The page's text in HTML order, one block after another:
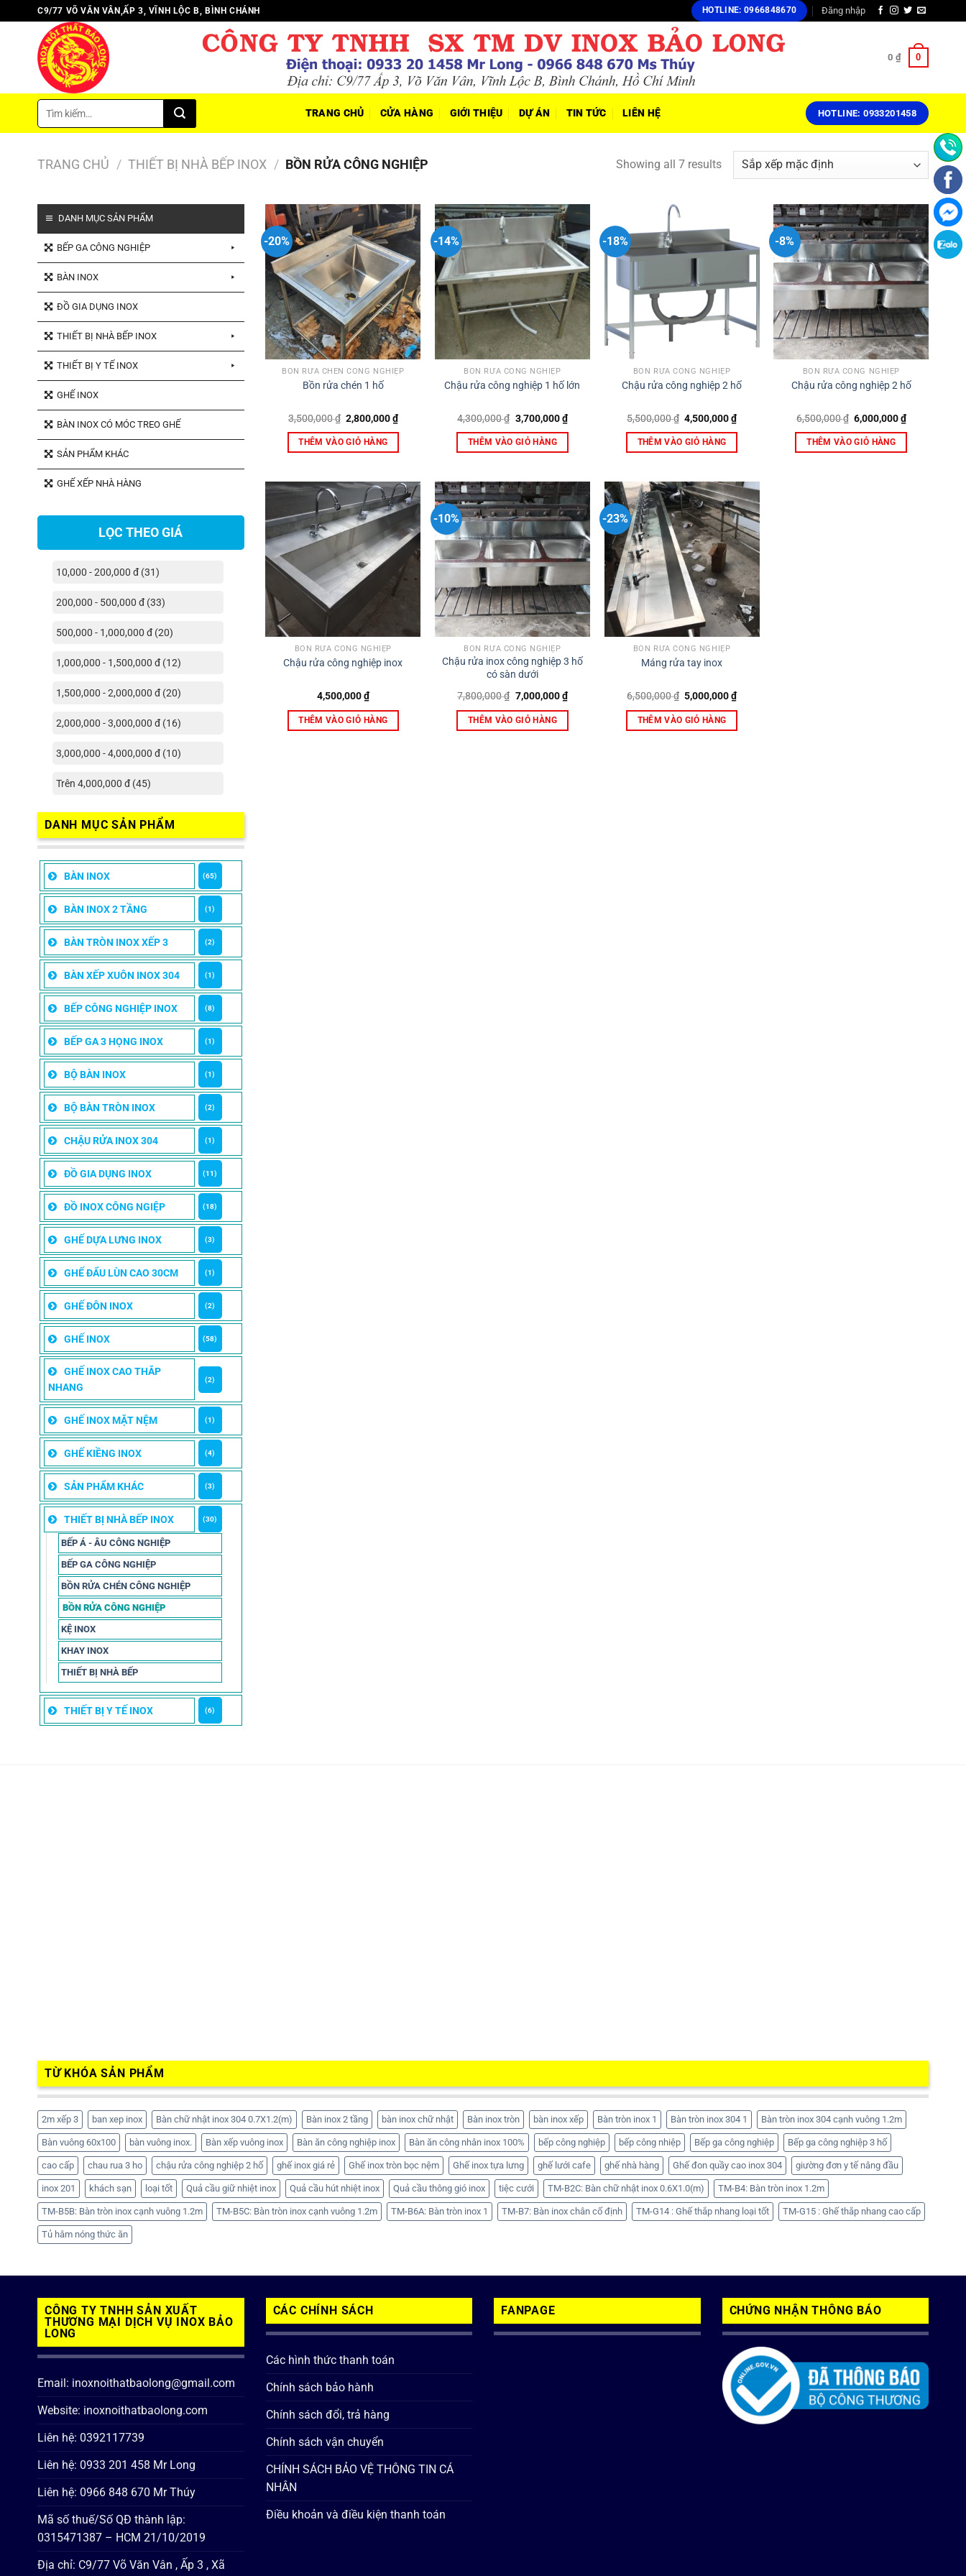
đến
C9/77 VÕ VĂN VÂN,ẤP 3, VĨNH LỘC B, BÌNH CHÁNH HOTLINE: 0966848670 Đăng nhập
0 ₫ 0
Tìm
kiếm:
TRANG CHỦ CỬA HÀNG GIỚI THIỆU DỰ ÁN TIN TỨC LIÊN HỆ HOTLINE: 0933201458
TRANG CHỦ / THIẾT BỊ NHÀ BẾP INOX / BỒN RỬA CÔNG NGHIỆP Showing all 7 results
DANH MỤC SẢN PHẨM
BẾP GA CÔNG NGHIỆP
BÀN INOX
ĐỒ GIA DỤNG INOX
THIẾT BỊ NHÀ BẾP INOX
THIẾT BỊ Y TẾ INOX
GHẾ INOX
BÀN INOX CÓ MÓC TREO GHẾ
SẢN PHẨM KHÁC
GHẾ XẾP NHÀ HÀNG
LỌC THEO GIÁ
10,000 - 200,000 đ (31)
200,000 - 500,000 đ (33)
500,000 - 1,000,000 đ (20)
1,000,000 - 1,500,000 đ (12)
1,500,000 - 2,000,000 đ (20)
2,000,000 - 3,000,000 đ (16)
3,000,000 - 4,000,000 đ (10)
Trên 4,000,000 đ (45)
DANH MỤC SẢN PHẨM
BÀN INOX (65)
BÀN INOX 2 TẦNG (1)
BÀN TRÒN INOX XẾP 3 (2)
BÀN XẾP XUÔN INOX 304 (1)
BẾP CÔNG NGHIỆP INOX (8)
BẾP GA 3 HỌNG INOX (1)
BỘ BÀN INOX (1)
BỘ BÀN TRÒN INOX (2)
CHẬU RỬA INOX 304 (1)
ĐỒ GIA DỤNG INOX (11)
ĐỒ INOX CÔNG NGIỆP (18)
GHẾ DỰA LƯNG INOX (3)
GHẾ ĐẨU LÙN CAO 30CM (1)
GHẾ ĐÔN INOX (2)
GHẾ INOX (58)
GHẾ INOX CAO THẮP
NHANG
(2)
GHẾ INOX MẶT NỆM (1)
GHẾ KIỀNG INOX (4)
SẢN PHẨM KHÁC (3)
THIẾT BỊ NHÀ BẾP INOX (30)
BẾP Á - ÂU CÔNG NGHIỆP
BẾP GA CÔNG NGHIỆP
BỒN RỬA CHÉN CÔNG NGHIỆP
BỒN RỬA CÔNG NGHIỆP
KỆ INOX
KHAY INOX
THIẾT BỊ NHÀ BẾP
THIẾT BỊ Y TẾ INOX (6)
-20%
BỒN RỬA CHÉN CÔNG NGHIỆP
Bồn rửa chén 1 hố
3,500,000₫ Giá
là:
3,500,000 ₫.
2,800,000₫Giá
hiện
THÊM VÀO GIỎ HÀNG
-14%
BỒN RỬA CÔNG NGHIỆP
Chậu rửa công nghiệp 1 hố lớn
4,300,000₫ Giá
là:
4,300,000 ₫.
3,700,000₫Giá
hiện
THÊM VÀO GIỎ HÀNG
-18%
BỒN RỬA CÔNG NGHIỆP
Chậu rửa công nghiệp 2 hố
5,500,000₫ Giá
là:
5,500,000 ₫.
4,500,000₫Giá
hiện
THÊM VÀO GIỎ HÀNG
-8%
BỒN RỬA CÔNG NGHIỆP
Chậu rửa công nghiệp 2 hố
6,500,000₫ Giá
là:
6,500,000 ₫.
6,000,000₫Giá
hiện
THÊM VÀO GIỎ HÀNG
BỒN RỬA CÔNG NGHIỆP
Chậu rửa công nghiệp inox
4,500,000₫
THÊM VÀO GIỎ HÀNG
-10%
BỒN RỬA CÔNG NGHIỆP
Chậu rửa inox công nghiệp 3 hố
có sàn dưới
7,800,000₫ Giá
là:
7,800,000 ₫.
7,000,000₫Giá
hiện
tại
THÊM VÀO GIỎ HÀNG
-23%
BỒN RỬA CÔNG NGHIỆP
Máng rửa tay inox
6,500,000₫ Giá
là:
6,500,000 ₫.
5,000,000₫Giá
hiện
THÊM VÀO GIỎ HÀNG
TỪ KHÓA SẢN PHẨM
2m xếp 3 ban xep inox Bàn chữ nhật inox 304 0.7X1.2(m) Bàn inox 2 tầng bàn inox chữ nhật Bàn inox tròn bàn inox xếp Bàn tròn inox 1 Bàn tròn inox 304 1 Bàn tròn inox 304 cạnh vuông 1.2m
Bàn vuông 60x100 bàn vuông inox. Bàn xếp vuông inox Bàn ăn công nghiệp inox Bàn ăn công nhân inox 100% bếp công nghiệp bếp công nhiệp Bếp ga công nghiệp Bếp ga công nghiệp 3 hố
cao cấp chau rua 3 ho chậu rửa công nghiệp 2 hố ghế inox giá rẻ Ghế inox tròn bọc nệm Ghế inox tựa lưng ghế lưới cafe ghế nhà hàng Ghế đon quầy cao inox 304 giường đơn y tế nâng đầu
inox 201 khách sạn loại tốt Quả cầu giữ nhiệt inox Quả cầu hút nhiệt inox Quả cầu thông gió inox tiệc cưới TM-B2C: Bàn chữ nhật inox 0.6X1.0(m) TM-B4: Bàn tròn inox 1.2m
TM-B5B: Bàn tròn inox cạnh vuông 1.2m TM-B5C: Bàn tròn inox cạnh vuông 1.2m TM-B6A: Bàn tròn inox 1 TM-B7: Bàn inox chân cố định TM-G14 : Ghế thắp nhang loại tốt TM-G15 : Ghế thắp nhang cao cấp
Tủ hâm nóng thức ăn
CÔNG TY TNHH SẢN XUẤT
THƯƠNG MẠI DỊCH VỤ INOX BẢO
LONG
Email: inoxnoithatbaolong@gmail.com
Website: inoxnoithatbaolong.com
Liên hệ: 0392117739
Liên hệ: 0933 201 458 Mr Long
Liên hệ: 0966 848 670 Mr Thúy
Mã số thuế/Số QĐ thành lập:
0315471387 – HCM 21/10/2019
Địa chỉ: C9/77 Võ Văn Vân , Ấp 3 , Xã
CÁC CHÍNH SÁCH
Các hình thức thanh toán
Chính sách bảo hành
Chính sách đổi, trả hàng
Chính sách vận chuyển
CHÍNH SÁCH BẢO VỆ THÔNG TIN CÁ
NHÂN
Điều khoản và điều kiện thanh toán
FANPAGE CHỨNG NHẬN THÔNG BÁO